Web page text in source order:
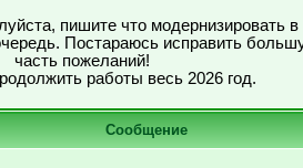
пишите что модернизировать в
Постараюсь исправить
часть пожеланий!
работы весь 2026 год.
Сообщение